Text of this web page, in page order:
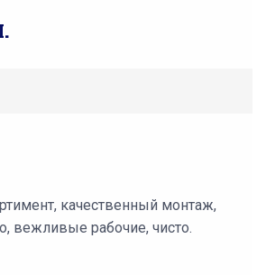
качественный монтаж,
вежливые рабочие, чисто.